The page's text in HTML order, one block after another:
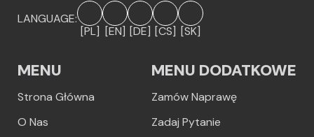
LANGUAGE:
[PL] [EN] [DE] [CS] [SK]
MENU
Strona Główna
O Nas
MENU DODATKOWE
Zamów Naprawę
Zadaj Pytanie